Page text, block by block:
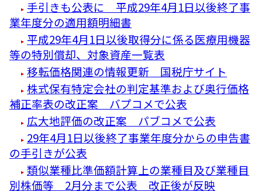
手引きも公表に 平成29年4月1日以後終了事
業年度分の適用額明細書
平成29年4月1日以後取得分に係る医療用機器
等の特別償却、対象資産一覧表
移転価格関連の情報更新 国税庁サイト
株式保有特定会社の判定基準および奥行価格
補正率表の改正案 バプコメで公表
広大地評価の改正案 パブコメで公表
29年4月1日以後終了事業年度分からの申告書
の手引きが公表
類似業種比準価額計算上の業種目及び業種目
別株価等 2月分まで公表 改正後が反映